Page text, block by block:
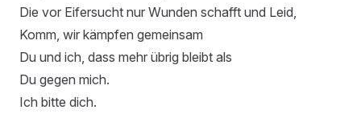
Die vor Eifersucht nur Wunden schafft und Leid,
Komm, wir kämpfen gemeinsam
Du und ich, dass mehr übrig bleibt als
Du gegen mich.
Ich bitte dich.